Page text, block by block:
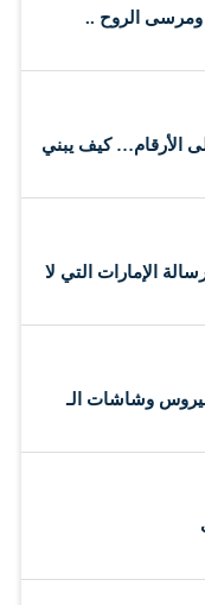
ومرسى الروح ..
الأرقام… كيف يبني
الإمارات التي لا
وشاشات الـ